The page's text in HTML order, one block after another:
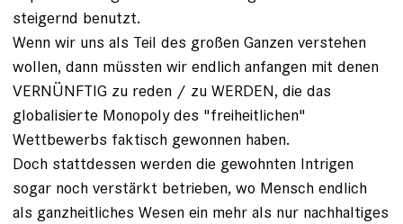
steigernd benutzt.
Wenn wir uns als Teil des großen Ganzen verstehen
wollen, dann müssten wir endlich anfangen mit denen
VERNÜNFTIG zu reden / zu WERDEN, die das
globalisierte Monopoly des "freiheitlichen"
Wettbewerbs faktisch gewonnen haben.
Doch stattdessen werden die gewohnten Intrigen
sogar noch verstärkt betrieben, wo Mensch endlich
als ganzheitliches Wesen ein mehr als nur nachhaltiges